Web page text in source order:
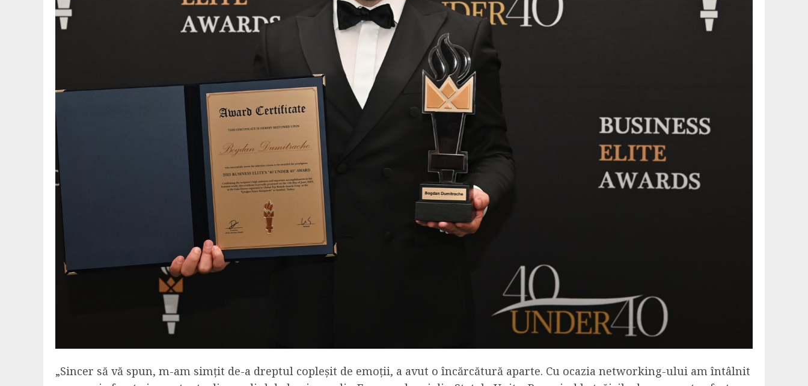
„Sincer să vă spun, m-am simțit de-a dreptul copleșit de emoții, a avut o încărcătură aparte. Cu ocazia networking-ului am întâlnit